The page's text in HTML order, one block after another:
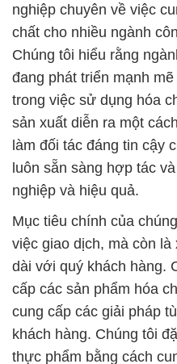
nghiệp chuyên về việc
chất cho nhiều ngành
Chúng tôi hiểu rằng
đang phát triển mạnh
trong việc sử dụng hóa
sản xuất diễn ra một
làm đối tác đáng tin cậy
luôn sẵn sàng hợp tác
nghiệp và hiệu quả.
Mục tiêu chính của
việc giao dịch, mà còn
dài với quý khách hàng.
cấp các sản phẩm hóa
cung cấp các giải pháp
khách hàng. Chúng tôi
thực phẩm bằng cách